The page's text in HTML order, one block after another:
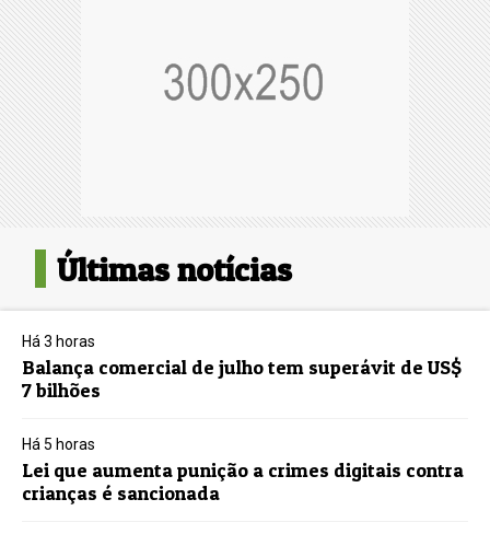
Últimas notícias
Há 3 horas
Balança comercial de julho tem superávit de US$
7 bilhões
Há 5 horas
Lei que aumenta punição a crimes digitais contra
crianças é sancionada